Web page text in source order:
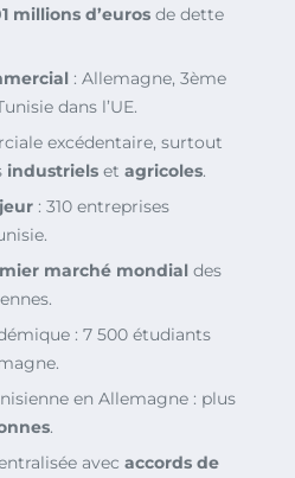
millions d’euros de dette
: Allemagne, 3ème
dans l’UE.
excédentaire, surtout
industriels et agricoles.
: 310 entreprises
marché mondial des
: 7 500 étudiants
en Allemagne : plus
.
avec accords de